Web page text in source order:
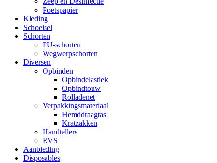
Poetspapier
Kleding
Schoeisel
Schorten
PU-schorten
Wegwerpschorten
Diversen
Opbinden
Opbindelastiek
Opbindtouw
Rolladenet
Verpakkingsmateriaal
Hemddraagtas
Kratzakken
Handtellers
RVS
Aanbieding
Disposables